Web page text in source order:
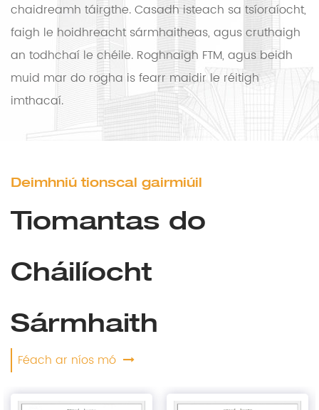
chaidreamh táirgthe. Casadh isteach sa tsíoraíocht,
faigh le hoidhreacht sármhaitheas, agus cruthaigh
an todhchaí le chéile. Roghnaigh FTM, agus beidh
muid mar do rogha is fearr maidir le réitigh
imthacaí.
Deimhniú tionscal gairmiúil
Tiomantas do
Cháilíocht
Sármhaith
Féach ar níos mó